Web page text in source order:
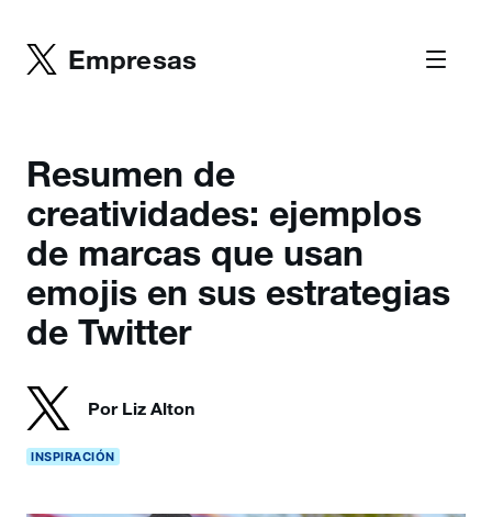
Empresas
Resumen de
creatividades: ejemplos
de marcas que usan
emojis en sus estrategias
de Twitter
Por Liz Alton
INSPIRACIÓN